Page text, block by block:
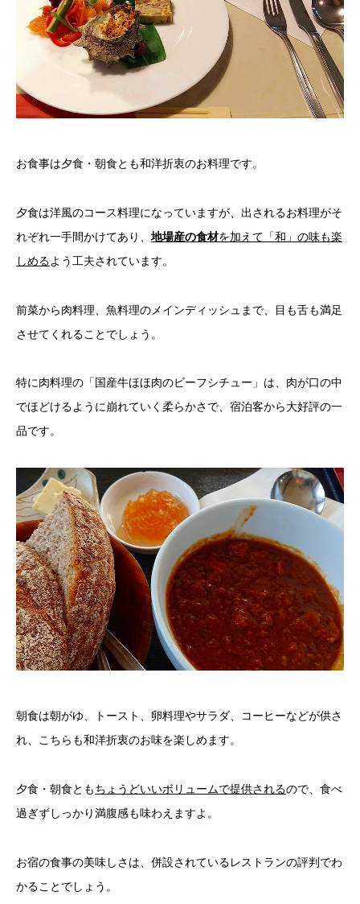
お食事は夕食・朝食とも和洋折衷のお料理です。
夕食は洋風のコース料理になっていますが、出されるお料理がそ
れぞれ一手間かけてあり、 地場産の食材を加えて「和」の味も楽
しめるよう工夫されています。
前菜から肉料理、魚料理のメインディッシュまで、目も舌も満足
させてくれることでしょう。
特に肉料理の「国産牛ほほ肉のビーフシチュー」は、肉が口の中
でほどけるように崩れていく柔らかさで、宿泊客から大好評の一
品です。
朝食は朝がゆ、トースト、卵料理やサラダ、コーヒーなどが供さ
れ、こちらも和洋折衷のお味を楽しめます。
夕食・朝食ともちょうどいいボリュームで提供されるので、食べ
過ぎずしっかり満腹感も味わえますよ。
お宿の食事の美味しさは、併設されているレストランの評判でわ
かることでしょう。